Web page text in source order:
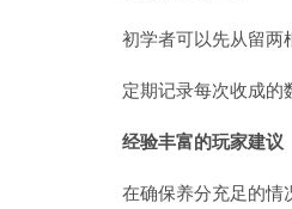
初学者可以先从留两
定期记录每次收成的
经验丰富的玩家建议
在确保养分充足的情